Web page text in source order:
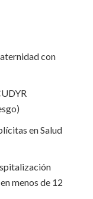
con
en Salud
menos de 12